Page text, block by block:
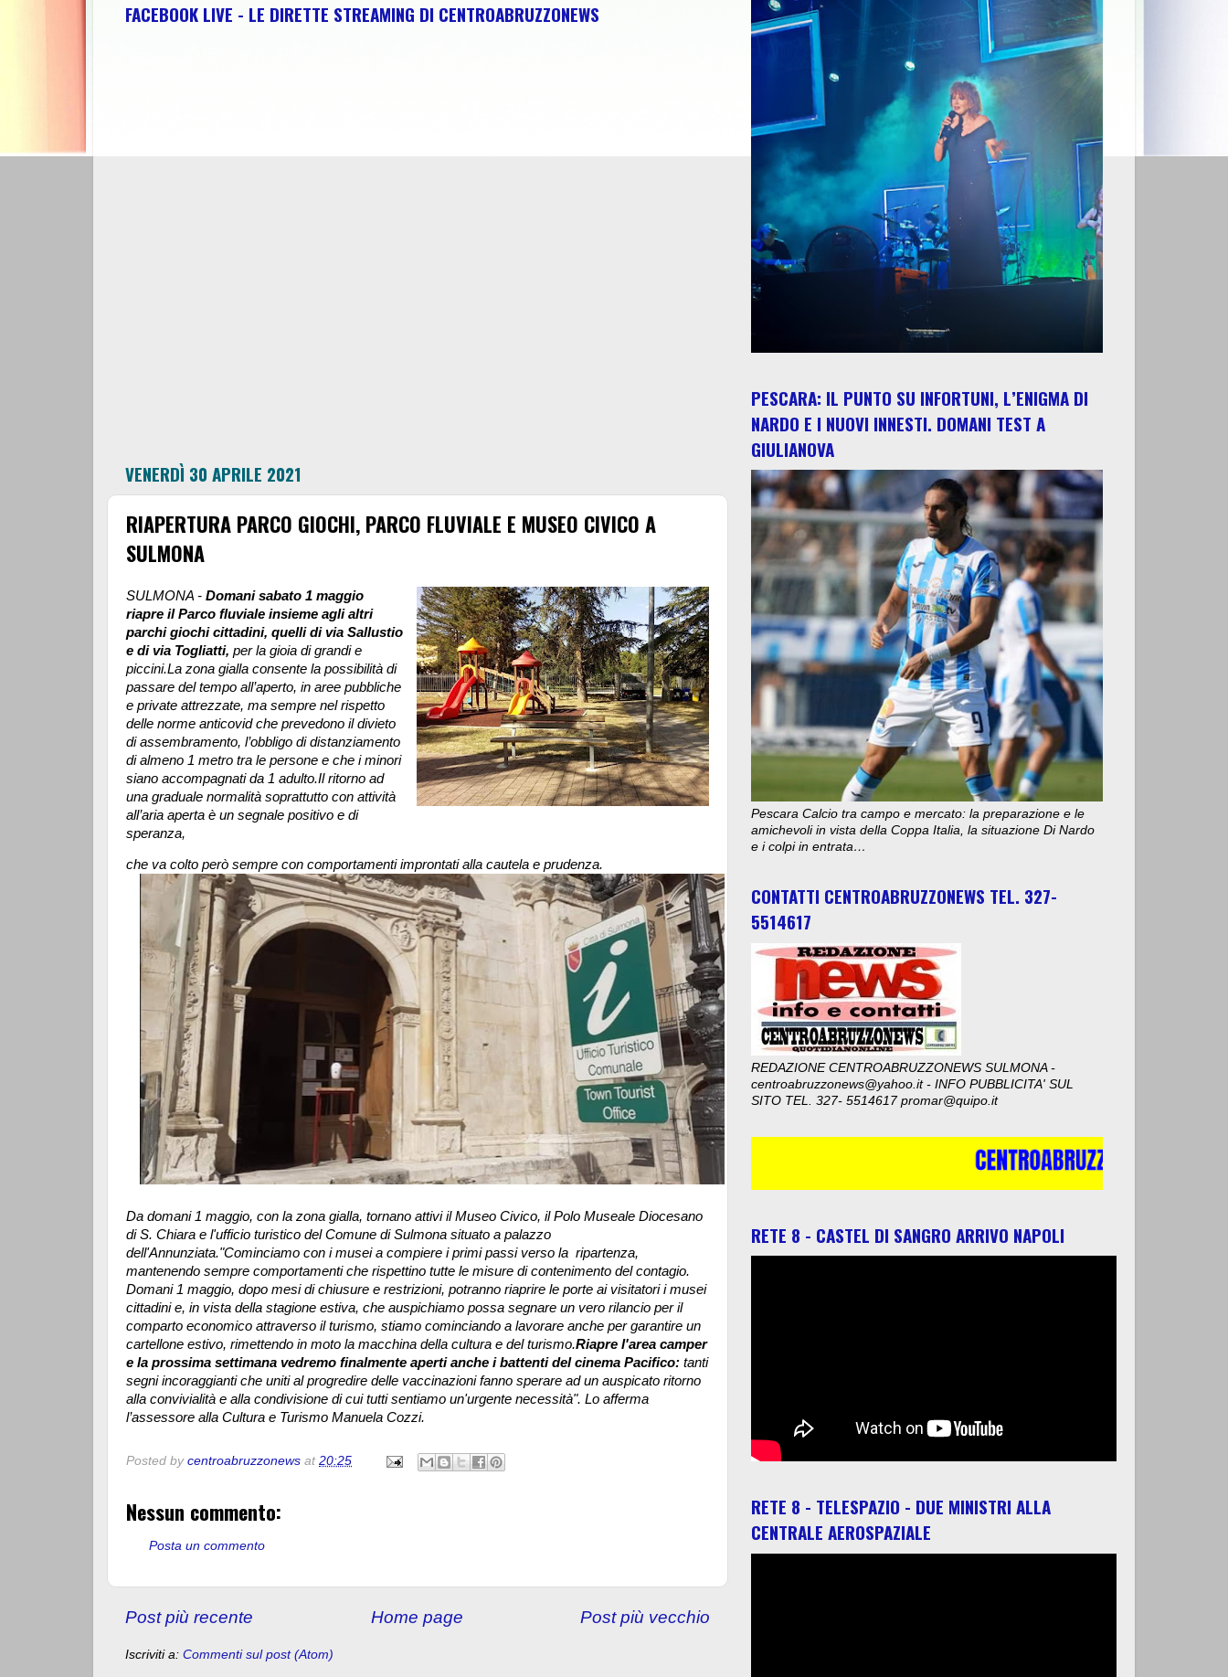
FACEBOOK LIVE - LE DIRETTE STREAMING DI CENTROABRUZZONEWS
VENERDÌ 30 APRILE 2021
RIAPERTURA PARCO GIOCHI, PARCO FLUVIALE E MUSEO CIVICO A
SULMONA
SULMONA - Domani sabato 1 maggio
riapre il Parco fluviale insieme agli altri
parchi giochi cittadini, quelli di via Sallustio
e di via Togliatti, per la gioia di grandi e
piccini.La zona gialla consente la possibilità di
passare del tempo all’aperto, in aree pubbliche
e private attrezzate, ma sempre nel rispetto
delle norme anticovid che prevedono il divieto
di assembramento, l’obbligo di distanziamento
di almeno 1 metro tra le persone e che i minori
siano accompagnati da 1 adulto.Il ritorno ad
una graduale normalità soprattutto con attività
all’aria aperta è un segnale positivo e di
speranza,
che va colto però sempre con comportamenti improntati alla cautela e prudenza.
Da domani 1 maggio, con la zona gialla, tornano attivi il Museo Civico, il Polo Museale Diocesano
di S. Chiara e l'ufficio turistico del Comune di Sulmona situato a palazzo
dell'Annunziata."Cominciamo con i musei a compiere i primi passi verso la ripartenza,
mantenendo sempre comportamenti che rispettino tutte le misure di contenimento del contagio.
Domani 1 maggio, dopo mesi di chiusure e restrizioni, potranno riaprire le porte ai visitatori i musei
cittadini e, in vista della stagione estiva, che auspichiamo possa segnare un vero rilancio per il
comparto economico attraverso il turismo, stiamo cominciando a lavorare anche per garantire un
cartellone estivo, rimettendo in moto la macchina della cultura e del turismo.Riapre l'area camper
e la prossima settimana vedremo finalmente aperti anche i battenti del cinema Pacifico: tanti
segni incoraggianti che uniti al progredire delle vaccinazioni fanno sperare ad un auspicato ritorno
alla convivialità e alla condivisione di cui tutti sentiamo un'urgente necessità". Lo afferma
l’assessore alla Cultura e Turismo Manuela Cozzi.
Posted by centroabruzzonews at 20:25
Nessun commento:
Posta un commento
Post più recente Post più vecchio
Home page
Iscriviti a: Commenti sul post (Atom)
PESCARA: IL PUNTO SU INFORTUNI, L’ENIGMA DI
NARDO E I NUOVI INNESTI. DOMANI TEST A
GIULIANOVA
Pescara Calcio tra campo e mercato: la preparazione e le
amichevoli in vista della Coppa Italia, la situazione Di Nardo
e i colpi in entrata…
CONTATTI CENTROABRUZZONEWS TEL. 327-
5514617
REDAZIONE CENTROABRUZZONEWS SULMONA -
centroabruzzonews@yahoo.it - INFO PUBBLICITA' SUL
SITO TEL. 327- 5514617 promar@quipo.it
RETE 8 - CASTEL DI SANGRO ARRIVO NAPOLI
RETE 8 - TELESPAZIO - DUE MINISTRI ALLA
CENTRALE AEROSPAZIALE